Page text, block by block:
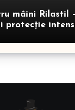
mâini Rilastil
protecție